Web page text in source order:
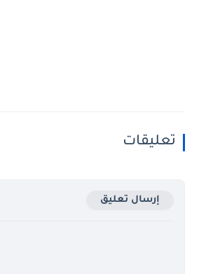
تعليقات
إرسال تعليق